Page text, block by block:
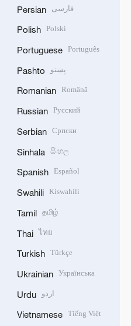
Persian فارسی
Polish Polski
Portuguese Português
Pashto پښتو
Romanian Română
Russian Русский
Serbian Српски
Sinhala සිංහල
Spanish Español
Swahili Kiswahili
Tamil தமிழ்
Thai ไทย
Turkish Türkçe
Ukrainian Українська
Urdu اردو
Vietnamese Tiếng Việt